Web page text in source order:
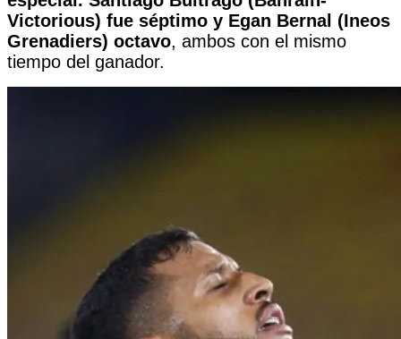
Victorious) fue séptimo y Egan Bernal (Ineos
Grenadiers) octavo, ambos con el mismo
tiempo del ganador.